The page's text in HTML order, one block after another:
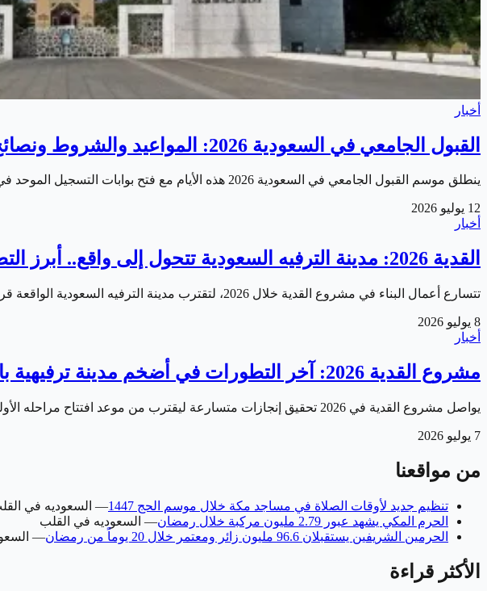
أخبار
القبول الجامعي في السعودية 2026: المواعيد والشروط ونصائح اختيار التخصص
ينطلق موسم القبول الجامعي في السعودية 2026 هذه الأيام مع فتح بوابات التسجيل الموحد في الجامعات الحكومية والأهلية. وسط تنافس كبير من خريجي الثانوية على…
12 يوليو 2026
أخبار
القدية 2026: مدينة الترفيه السعودية تتحول إلى واقع.. أبرز التطورات الجديدة
تتسارع أعمال البناء في مشروع القدية خلال 2026، لتقترب مدينة الترفيه السعودية الواقعة قرب الرياض من موعد استقبال زوارها، في واحد من أضخم مشاريع رؤية 2030…
8 يوليو 2026
أخبار
مشروع القدية 2026: آخر التطورات في أضخم مدينة ترفيهية بالعالم
يواصل مشروع القدية في 2026 تحقيق إنجازات متسارعة ليقترب من موعد افتتاح مراحله الأولى. مؤكداً مكانته كأحد أضخم مشاريع الترفيه في العالم ضمن رؤية السعودية…
7 يوليو 2026
من مواقعنا
تنظيم جديد لأوقات الصلاة في مساجد مكة خلال موسم الحج 1447 — السعوديه في
الحرم المكي يشهد عبور 2.79 مليون مركبة خلال رمضان
— السعوديه في القلب
الحرمين الشريفين يستقبلان 96.6 مليون زائر ومعتمر خلال 20 يوماً من رمضان
—
الأكثر قراءة